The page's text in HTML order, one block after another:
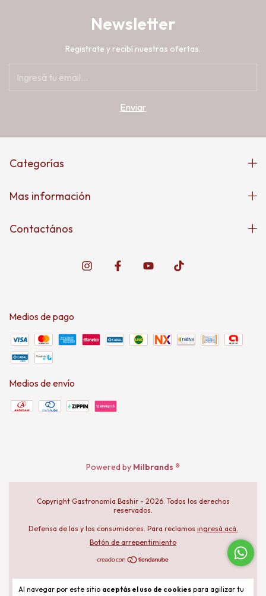
Al navegar por este sitio aceptás el uso de cookies para agilizar tu
Newsletter
Registrate y recibí nuestras ofertas.
Categorías
Mas información
Contactános
Medios de pago
Medios de envío
Powered by Milbrands ®
Copyright Gastronomía Bashir - 2026. Todos los derechos
reservados.
Defensa de las y los consumidores. Para reclamos ingresá acá.
Botón de arrepentimiento